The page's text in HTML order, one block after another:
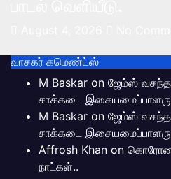
வாசகர் கமெண்ட்ஸ்
M Baskar on ஜேம்ஸ்
சாக்கடை
M Baskar on ஜேம்ஸ்
சாக்கடை
Affrosh Khan on
நாட்கள்..